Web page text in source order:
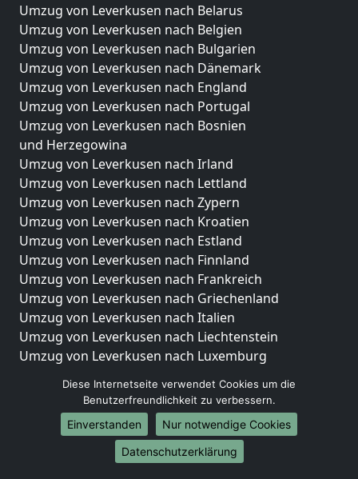
Umzug von Leverkusen nach Belarus
Umzug von Leverkusen nach Belgien
Umzug von Leverkusen nach Bulgarien
Umzug von Leverkusen nach Dänemark
Umzug von Leverkusen nach England
Umzug von Leverkusen nach Portugal
Umzug von Leverkusen nach Bosnien
und Herzegowina
Umzug von Leverkusen nach Irland
Umzug von Leverkusen nach Lettland
Umzug von Leverkusen nach Zypern
Umzug von Leverkusen nach Kroatien
Umzug von Leverkusen nach Estland
Umzug von Leverkusen nach Finnland
Umzug von Leverkusen nach Frankreich
Umzug von Leverkusen nach Griechenland
Umzug von Leverkusen nach Italien
Umzug von Leverkusen nach Liechtenstein
Umzug von Leverkusen nach Luxemburg
Umzug von Leverkusen nach Norwegen
Umzüge-Deutschlandweit
Umzug von Leverkusen nach Berlin
Diese Internetseite verwendet Cookies um die
Benutzerfreundlichkeit zu verbessern.
Einverstanden
Nur notwendige Cookies
Datenschutzerklärung